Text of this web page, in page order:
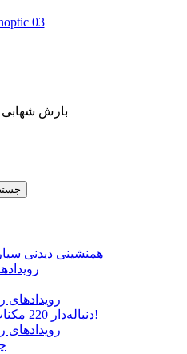
بارش شهابی
همنشینی دیدنی
رویدادهای
رویدادهای رصدی 23 تا
دنباله‌دار 220 مکنات 8000 برابر درخشان شد!
رویدادهای رصدی 16 تا